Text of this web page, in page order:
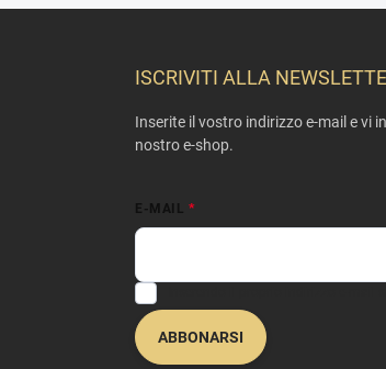
ISCRIVITI ALLA
Inserite il vostro indirizzo e-mail e vi
nostro e-shop.
E-MAIL
ABBONARSI